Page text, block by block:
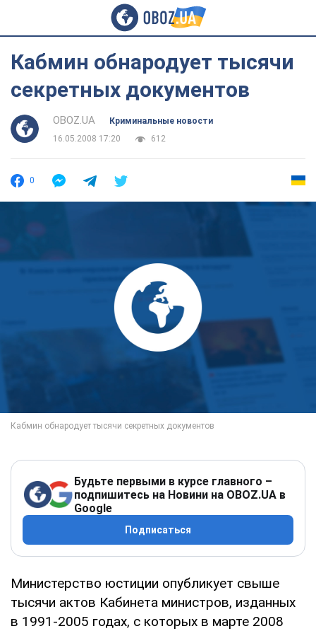
Кабмин обнародует тысячи
секретных документов
OBOZ.UA
Криминальные новости
16.05.2008 17:20
612
0
Будьте первыми в курсе главного –
подпишитесь на Новини на OBOZ.UA в
Google
Подписаться
Министерство юстиции опубликует свыше
тысячи актов Кабинета министров, изданных
в 1991-2005 годах, с которых в марте 2008